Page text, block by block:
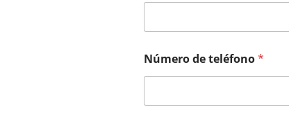
Número de teléfono*